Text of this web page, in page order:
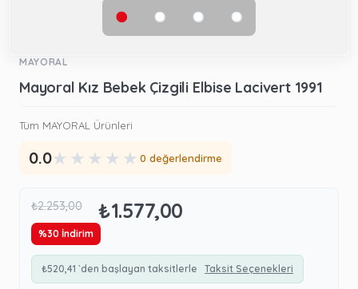
MAYORAL
Mayoral Kız Bebek Çizgili Elbise Lacivert 1991
Tüm MAYORAL Ürünleri
0.0★ ★ ★ ★ ★ 0 değerlendirme
₺2.253,00 ₺1.577,00
%30 İndirim
₺520,41 `den başlayan taksitlerle Taksit Seçenekleri